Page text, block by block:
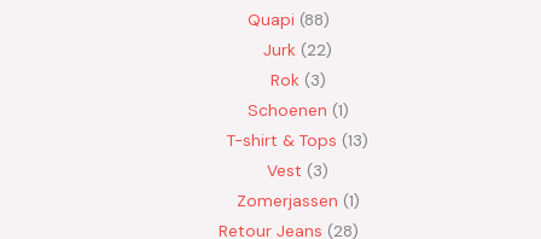
Quapi 88
Jurk
22
Rok 3
Schoenen 1
T-shirt & Tops 13
Vest
3
Zomerjassen 1
Retour Jeans
28